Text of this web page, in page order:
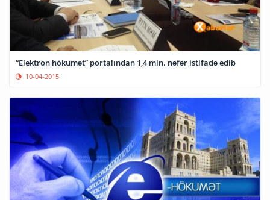
“Elektron hökumət” portalından 1,4 mln. nəfər istifadə edib
10-04-2015